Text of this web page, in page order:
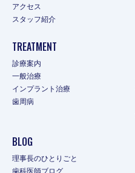
アクセス
スタッフ紹介
TREATMENT
診療案内
一般治療
インプラント治療
歯周病
BLOG
理事長のひとりごと
歯科医師ブログ